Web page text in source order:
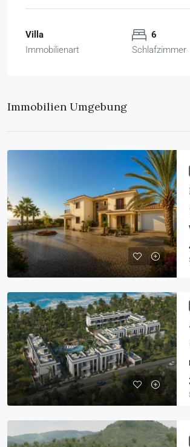
Villa
Immobilienart
6
Schlafzimmer
Immobilien Umgebung